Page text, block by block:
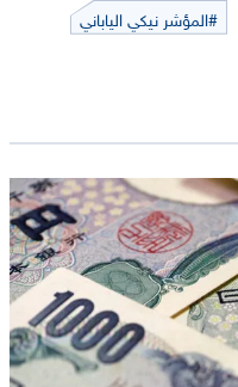
#المؤشر نيكي الياباني